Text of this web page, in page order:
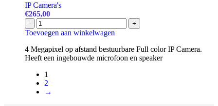
IP Camera's
€265,00
-
Safire
SF-
IPPT470CWA-
4US-
AI
ColorVU
4MP
aantal
+
Toevoegen aan winkelwagen
4 Megapixel op afstand bestuurbare Full color IP Camera.
Heeft een ingebouwde microfoon en speaker
1
2
→